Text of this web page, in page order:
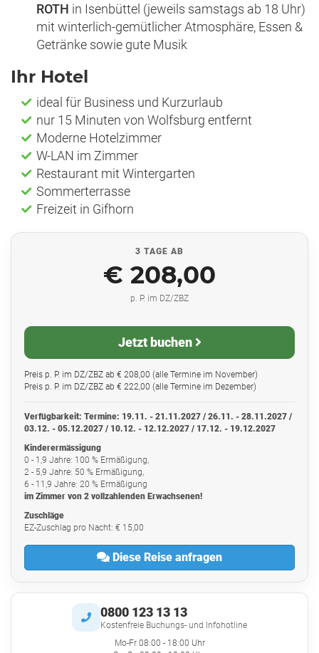
ROTH in Isenbüttel (jeweils samstags ab 18 Uhr)
mit winterlich-gemütlicher Atmosphäre, Essen &
Getränke sowie gute Musik
Ihr Hotel
ideal für Business und Kurzurlaub
nur 15 Minuten von Wolfsburg entfernt
Moderne Hotelzimmer
W-LAN im Zimmer
Restaurant mit Wintergarten
Sommerterrasse
Freizeit in Gifhorn
3 TAGE AB
€ 208,00
p. P. im DZ/ZBZ
Jetzt buchen
Preis p. P. im DZ/ZBZ ab € 208,00 (alle Termine im November)
Preis p. P. im DZ/ZBZ ab € 222,00 (alle Termine im Dezember)
Verfügbarkeit: Termine: 19.11. - 21.11.2027 / 26.11. - 28.11.2027 /
03.12. - 05.12.2027 / 10.12. - 12.12.2027 / 17.12. - 19.12.2027
Kinderermässigung
0 - 1,9 Jahre: 100 % Ermäßigung,
2 - 5,9 Jahre: 50 % Ermäßigung,
6 - 11,9 Jahre: 20 % Ermäßigung
im Zimmer von 2 vollzahlenden Erwachsenen!
Zuschläge
EZ-Zuschlag pro Nacht: € 15,00
Diese Reise anfragen
0800 123 13 13
Kostenfreie Buchungs- und Infohotline
Mo-Fr 08:00 - 18:00 Uhr